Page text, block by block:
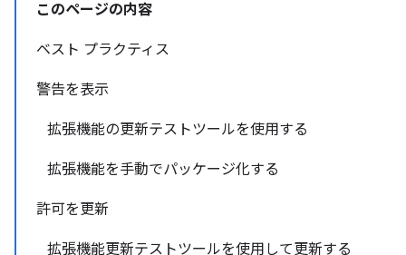
このページの内容
ベスト プラクティス
警告を表示
拡張機能の更新テストツールを使用する
拡張機能を手動でパッケージ化する
許可を更新
拡張機能更新テストツールを使用して更新する